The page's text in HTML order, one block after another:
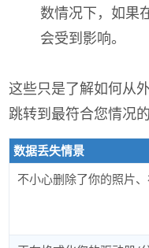
数情况下，如果
会受到影响。
这些只是了解如何从
跳转到最符合您情况
数据丢失情景
不小心删除了你的照片、